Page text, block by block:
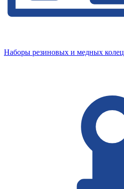
Наборы резиновых и медных колец